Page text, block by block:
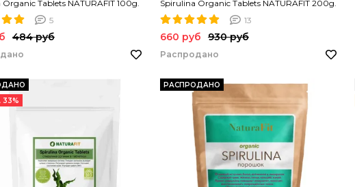
Tablets NATURAFIT 100g.
в таблетках. PREMIUM
5
484 руб
Spirulina Organic Tablets NATURAFIT 200g.
Спирулина в таблетках. PREMIUM
13
660 руб 930 руб
Распродано
РАСПРОДАНО